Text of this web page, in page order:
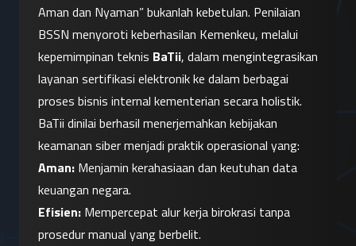
Aman dan Nyaman” bukanlah kebetulan. Penilaian
BSSN menyoroti keberhasilan Kemenkeu, melalui
kepemimpinan teknis BaTii, dalam mengintegrasikan
layanan sertifikasi elektronik ke dalam berbagai
proses bisnis internal kementerian secara holistik.
BaTii dinilai berhasil menerjemahkan kebijakan
keamanan siber menjadi praktik operasional yang:
Aman: Menjamin kerahasiaan dan keutuhan data
keuangan negara.
Efisien: Mempercepat alur kerja birokrasi tanpa
prosedur manual yang berbelit.